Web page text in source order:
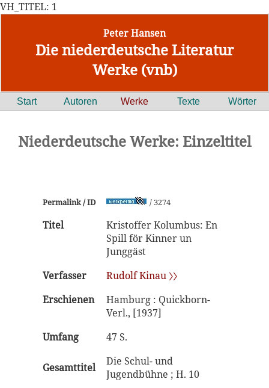
VH_TITEL: 1
Peter Hansen
Die niederdeutsche Literatur
Werke (vnb)
Start Autoren Werke Texte Wörter
Niederdeutsche Werke: Einzeltitel
Permalink / ID / 3274
Titel
Kristoffer Kolumbus: En
Spill för Kinner un
Junggäst
Verfasser
Rudolf Kinau 〉〉
Erschienen
Hamburg : Quickborn-
Verl., [1937]
Umfang
47 S.
Gesamttitel
Die Schul- und
Jugendbühne ; H. 10